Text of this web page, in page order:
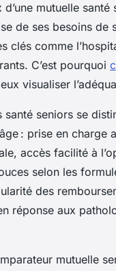
d’une mutuelle
de ses besoins de
clés comme
C’est pourquoi
visualiser
santé seniors se
âge : prise en
accès facilité à
selon les
des
réponse aux
mutuelle